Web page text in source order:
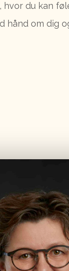
du kan
hånd om dig